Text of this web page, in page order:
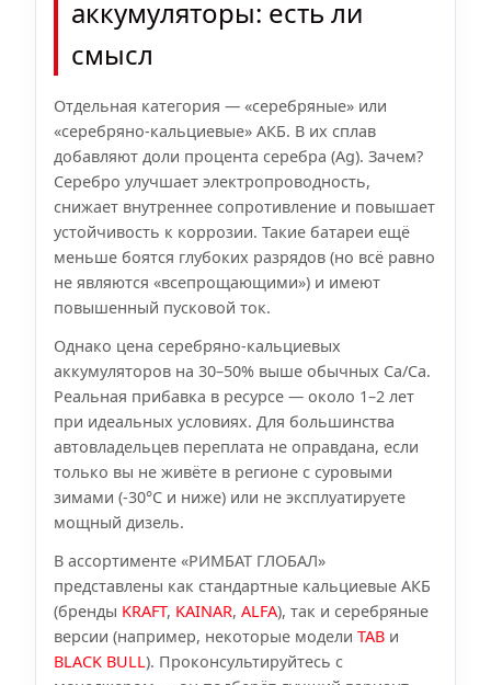
аккумуляторы: есть ли
смысл
Отдельная категория — «серебряные» или
«серебряно-кальциевые» АКБ. В их сплав
добавляют доли процента серебра (Ag). Зачем?
Серебро улучшает электропроводность,
снижает внутреннее сопротивление и повышает
устойчивость к коррозии. Такие батареи ещё
меньше боятся глубоких разрядов (но всё равно
не являются «всепрощающими») и имеют
повышенный пусковой ток.
Однако цена серебряно-кальциевых
аккумуляторов на 30–50% выше обычных Ca/Ca.
Реальная прибавка в ресурсе — около 1–2 лет
при идеальных условиях. Для большинства
автовладельцев переплата не оправдана, если
только вы не живёте в регионе с суровыми
зимами (-30°C и ниже) или не эксплуатируете
мощный дизель.
В ассортименте «РИМБАТ ГЛОБАЛ»
представлены как стандартные кальциевые АКБ
(бренды KRAFT, KAINAR, ALFA), так и серебряные
версии (например, некоторые модели TAB и
BLACK BULL). Проконсультируйтесь с